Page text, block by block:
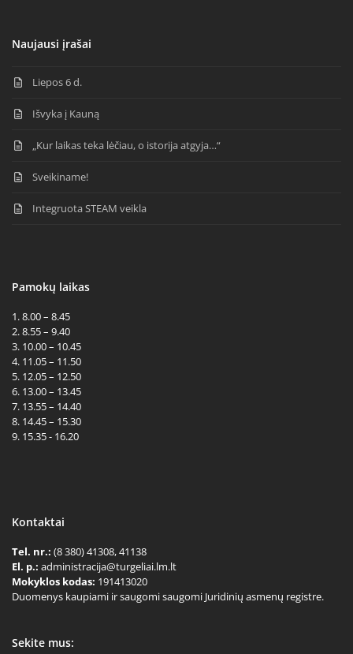
Naujausi įrašai
Liepos 6 d.
Išvyka į Kauną
„Kur laikas teka lėčiau, o istorija atgyja…“
Sveikiname!
Integruota STEAM veikla
Pamokų laikas
1. 8.00 – 8.45
2. 8.55 – 9.40
3. 10.00 – 10.45
4. 11.05 – 11.50
5. 12.05 – 12.50
6. 13.00 – 13.45
7. 13.55 – 14.40
8. 14.45 – 15.30
9. 15.35 - 16.20
Kontaktai
Tel. nr.: (8 380) 41308, 41138
El. p.: administracija@turgeliai.lm.lt
Mokyklos kodas: 191413020
Duomenys kaupiami ir saugomi saugomi Juridinių asmenų registre.
Sekite mus: